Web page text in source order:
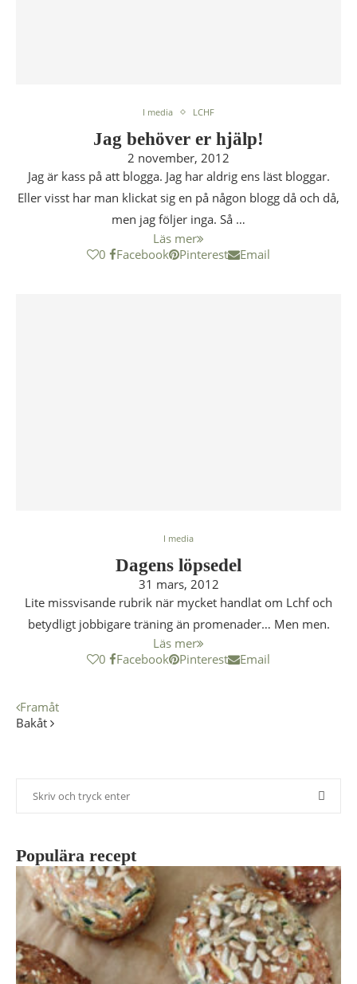
I media LCHF
Jag behöver er hjälp!
2 november, 2012
Jag är kass på att blogga. Jag har aldrig ens läst bloggar.
Eller visst har man klickat sig en på någon blogg då och då,
men jag följer inga. Så …
Läs mer
0
Facebook Pinterest Email
I media
Dagens löpsedel
31 mars, 2012
Lite missvisande rubrik när mycket handlat om Lchf och
betydligt jobbigare träning än promenader… Men men.
Läs mer
0
Facebook Pinterest Email
Framåt
Bakåt
Populära recept